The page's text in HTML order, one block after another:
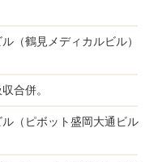
（鶴見メディカルビル）
合併。
（ピボット盛岡大通ビル